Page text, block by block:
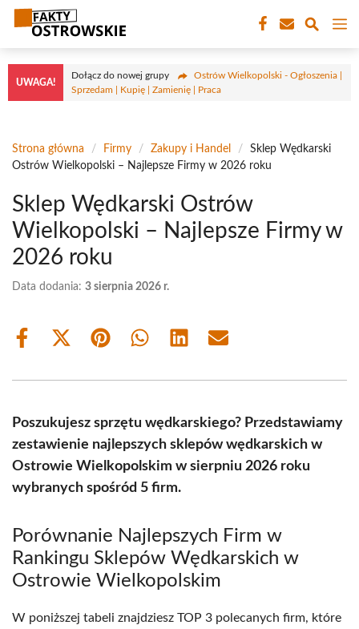
Przejdź
treści
UWAGA!
Dołącz do nowej grupy
Ostrów Wielkopolski - Ogłoszenia |
Sprzedam | Kupię | Zamienię | Praca
Strona główna / Firmy / Zakupy i Handel /
Sklep Wędkarski
Ostrów Wielkopolski – Najlepsze Firmy w 2026 roku
Sklep Wędkarski Ostrów
Wielkopolski – Najlepsze Firmy w
2026 roku
Data dodania: 3 sierpnia 2026 r.
Share
Share
(Twitter)
Share Share Share Share
Poszukujesz sprzętu wędkarskiego? Przedstawiamy
zestawienie najlepszych sklepów wędkarskich w
Ostrowie Wielkopolskim w sierpniu 2026 roku
wybranych spośród 5 firm.
Porównanie Najlepszych Firm w
Rankingu Sklepów Wędkarskich w
Ostrowie Wielkopolskim
W poniższej tabeli znajdziesz TOP 3 polecanych firm, które